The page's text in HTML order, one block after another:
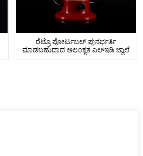
ರೆಟ್ರೊ ಪೋರ್ಟಬಲ್ ಪುನರ್ಭರ್ತಿ
ಮಾಡಬಹುದಾದ ಅಲಂಕೃತ ಎಲ್ಇಡಿ ಜ್ವಾಲೆ